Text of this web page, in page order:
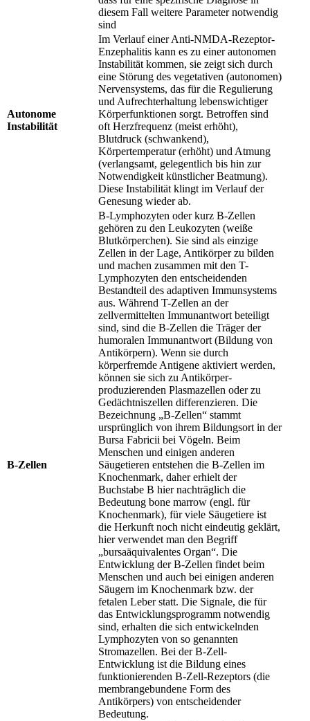
diesem Fall weitere Parameter notwendig
sind
Autonome
Instabilität
Im Verlauf einer Anti-NMDA-Rezeptor-
Enzephalitis kann es zu einer autonomen
Instabilität kommen, sie zeigt sich durch
eine Störung des vegetativen (autonomen)
Nervensystems, das für die Regulierung
und Aufrechterhaltung lebenswichtiger
Körperfunktionen sorgt. Betroffen sind
oft Herzfrequenz (meist erhöht),
Blutdruck (schwankend),
Körpertemperatur (erhöht) und Atmung
(verlangsamt, gelegentlich bis hin zur
Notwendigkeit künstlicher Beatmung).
Diese Instabilität klingt im Verlauf der
Genesung wieder ab.
B-Zellen
B-Lymphozyten oder kurz B-Zellen
gehören zu den Leukozyten (weiße
Blutkörperchen). Sie sind als einzige
Zellen in der Lage, Antikörper zu bilden
und machen zusammen mit den T-
Lymphozyten den entscheidenden
Bestandteil des adaptiven Immunsystems
aus. Während T-Zellen an der
zellvermittelten Immunantwort beteiligt
sind, sind die B-Zellen die Träger der
humoralen Immunantwort (Bildung von
Antikörpern). Wenn sie durch
körperfremde Antigene aktiviert werden,
können sie sich zu Antikörper-
produzierenden Plasmazellen oder zu
Gedächtniszellen differenzieren. Die
Bezeichnung „B-Zellen“ stammt
ursprünglich von ihrem Bildungsort in der
Bursa Fabricii bei Vögeln. Beim
Menschen und einigen anderen
Säugetieren entstehen die B-Zellen im
Knochenmark, daher erhielt der
Buchstabe B hier nachträglich die
Bedeutung bone marrow (engl. für
Knochenmark), für viele Säugetiere ist
die Herkunft noch nicht eindeutig geklärt,
hier verwendet man den Begriff
„bursaäquivalentes Organ“. Die
Entwicklung der B-Zellen findet beim
Menschen und auch bei einigen anderen
Säugern im Knochenmark bzw. der
fetalen Leber statt. Die Signale, die für
das Entwicklungsprogramm notwendig
sind, erhalten die sich entwickelnden
Lymphozyten von so genannten
Stromazellen. Bei der B-Zell-
Entwicklung ist die Bildung eines
funktionierenden B-Zell-Rezeptors (die
membrangebundene Form des
Antikörpers) von entscheidender
Bedeutung.